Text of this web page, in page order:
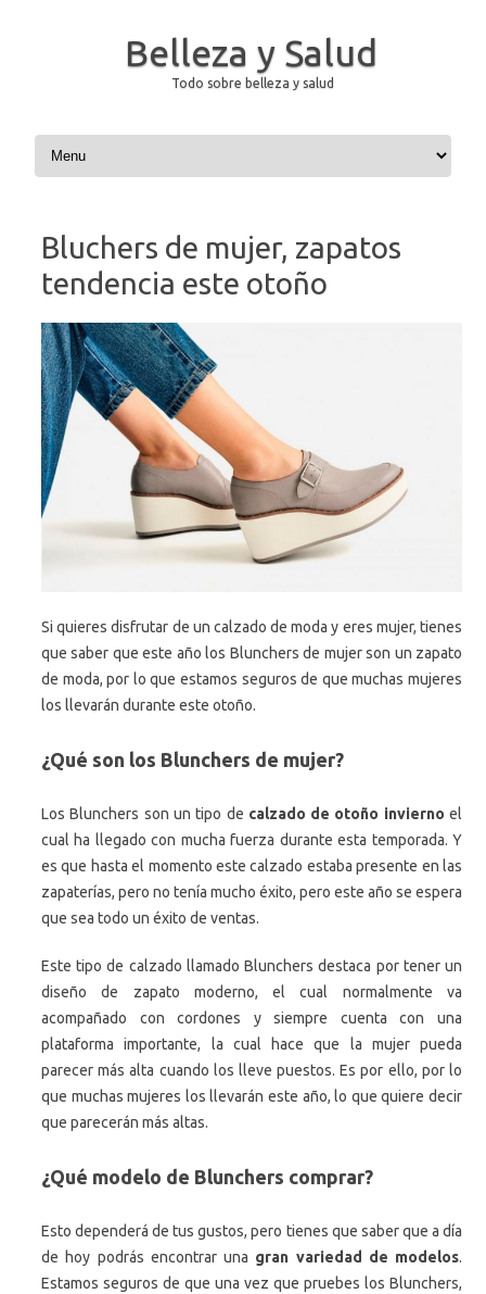
Belleza y Salud
Todo sobre belleza y salud
Saltar al contenido
Bluchers de mujer, zapatos
tendencia este otoño
Si quieres disfrutar de un calzado de moda y eres mujer, tienes
que saber que este año los Blunchers de mujer son un zapato
de moda, por lo que estamos seguros de que muchas mujeres
los llevarán durante este otoño.
¿Qué son los Blunchers de mujer?
Los Blunchers son un tipo de calzado de otoño invierno el
cual ha llegado con mucha fuerza durante esta temporada. Y
es que hasta el momento este calzado estaba presente en las
zapaterías, pero no tenía mucho éxito, pero este año se espera
que sea todo un éxito de ventas.
Este tipo de calzado llamado Blunchers destaca por tener un
diseño de zapato moderno, el cual normalmente va
acompañado con cordones y siempre cuenta con una
plataforma importante, la cual hace que la mujer pueda
parecer más alta cuando los lleve puestos. Es por ello, por lo
que muchas mujeres los llevarán este año, lo que quiere decir
que parecerán más altas.
¿Qué modelo de Blunchers comprar?
Esto dependerá de tus gustos, pero tienes que saber que a día
de hoy podrás encontrar una gran variedad de modelos.
Estamos seguros de que una vez que pruebes los Blunchers,